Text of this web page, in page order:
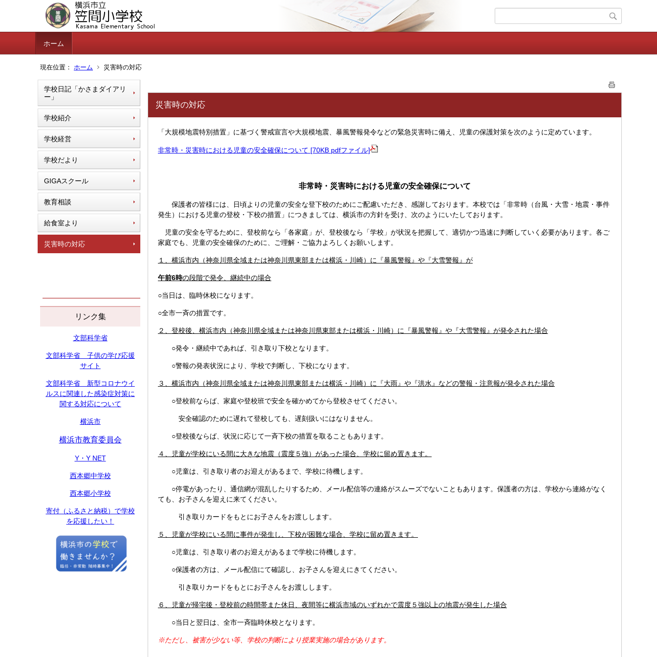
ホーム
現在位置： ホーム 災害時の対応
学校日記「かさまダイアリ
ー」
学校紹介
学校経営
学校だより
GIGAスクール
教育相談
給食室より
災害時の対応
リンク集
文部科学省
文部科学省 子供の学び応援
サイト
文部科学省 新型コロナウイ
ルスに関連した感染症対策に
関する対応について
横浜市
横浜市教育委員会
Y・Y NET
西本郷中学校
西本郷小学校
寄付（ふるさと納税）で学校
を応援したい！
災害時の対応
「大規模地震特別措置」に基づく警戒宣言や大規模地震、暴風警報発令などの緊急災害時に備え、児童の保護対策を次のように定めています。
非常時・災害時における児童の安全確保について [70KB pdfファイル]
非常時・災害時における児童の安全確保について
保護者の皆様には、日頃よりの児童の安全な登下校のためにご配慮いただき、感謝しております。本校では「非常時（台風・大雪・地震・事件
発生）における児童の登校・下校の措置」につきましては、横浜市の方針を受け、次のようにいたしております。
児童の安全を守るために、登校前なら「各家庭」が、登校後なら「学校」が状況を把握して、適切かつ迅速に判断していく必要があります。各ご
家庭でも、児童の安全確保のために、ご理解・ご協力よろしくお願いします。
１、横浜市内（神奈川県全域または神奈川県東部または横浜・川崎）に『暴風警報』や『大雪警報』が
午前6時の段階で発令、継続中の場合
○当日は、臨時休校になります。
○全市一斉の措置です。
２、登校後、横浜市内（神奈川県全域または神奈川県東部または横浜・川崎）に『暴風警報』や『大雪警報』が発令された場合
○発令・継続中であれば、引き取り下校となります。
○警報の発表状況により、学校で判断し、下校になります。
３、横浜市内（神奈川県全域または神奈川県東部または横浜・川崎）に『大雨』や『洪水』などの警報・注意報が発令された場合
○登校前ならば、家庭や登校班で安全を確かめてから登校させてください。
安全確認のために遅れて登校しても、遅刻扱いにはなりません。
○登校後ならば、状況に応じて一斉下校の措置を取ることもあります。
４、児童が学校にいる間に大きな地震（震度５強）があった場合、学校に留め置きます。
○児童は、引き取り者のお迎えがあるまで、学校に待機します。
○停電があったり、通信網が混乱したりするため、メール配信等の連絡がスムーズでないこともあります。保護者の方は、学校から連絡がなく
ても、お子さんを迎えに来てください。
引き取りカードをもとにお子さんをお渡しします。
５、児童が学校にいる間に事件が発生し、下校が困難な場合、学校に留め置きます。
○児童は、引き取り者のお迎えがあるまで学校に待機します。
○保護者の方は、メール配信にて確認し、お子さんを迎えにきてください。
引き取りカードをもとにお子さんをお渡しします。
６、児童が帰宅後・登校前の時間帯また休日、夜間等に横浜市域のいずれかで震度５強以上の地震が発生した場合
○当日と翌日は、全市一斉臨時休校となります。
※ただし、被害が少ない等、学校の判断により授業実施の場合があります。